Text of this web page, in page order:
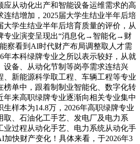
应从动化出产和智能设备运维需求的高
连结增加，2025届大学生结业半年后培
大学生结业半年后培育质量的评价，从
专业演变呈现出“消息化→智能化→财
察看到AI时代财产布局调整取人才需
年本科绿牌专业之所以表示较好，从就
设备、从动化节制等岗亭需求连结兴
、新能源科学取工程、车辆工程等专业
榜单中，跟着制制业智能化、数字化转
年来高职绿牌专业逐渐向相关专业集中
样本为14.8万，2026年高职绿牌专业
取、石油化工手艺、发电厂及电力系
业过程从动化手艺、电力系统从动化手
快财产变化！具体来看，于2026年3